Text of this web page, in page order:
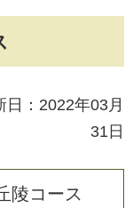
：2022年03月
31日
陵コ ース